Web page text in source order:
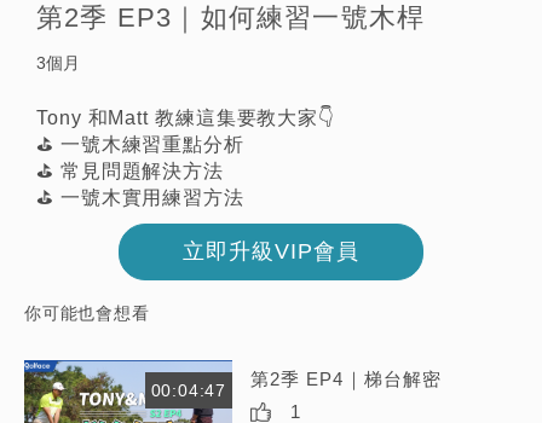
第2季 EP3｜如何練習一號木桿
3個月
Tony 和Matt 教練這集要教大家👇
⛳️ 一號木練習重點分析
⛳️ 常見問題解決方法
⛳️ 一號木實用練習方法
立即升級VIP會員
你可能也會想看
00:04:47
第2季 EP4｜梯台解密
1